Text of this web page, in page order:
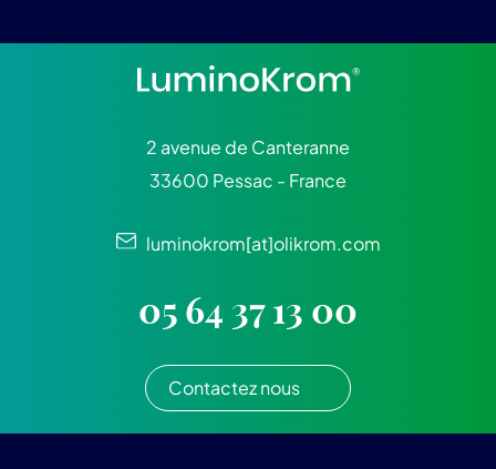
2 avenue de Canteranne
33600 Pessac - France
luminokrom[at]olikrom.com
05 64 37 13 00
Contactez nous